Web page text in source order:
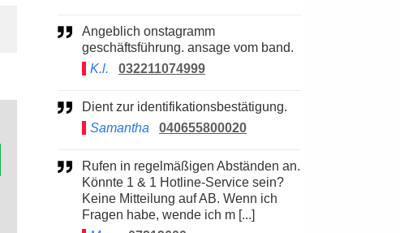
Angeblich onstagramm
geschäftsführung. ansage vom band.
K.l.
032211074999
Dient zur identifikationsbestätigung.
Samantha
040655800020
Rufen in regelmäßigen Abständen an.
Könnte 1 & 1 Hotline-Service sein?
Keine Mitteilung auf AB. Wenn ich
Fragen habe, wende ich m [...]